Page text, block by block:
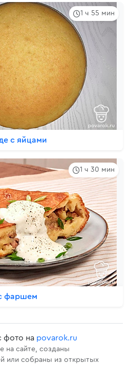
1 ч 55 мин
с яйцами
1 ч 30 мин
фаршем
фото на povarok.ru
на сайте, созданы
или собраны из открытых